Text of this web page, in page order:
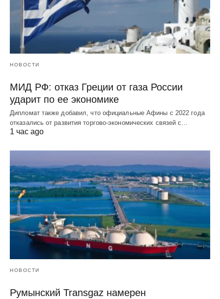
НОВОСТИ
МИД РФ: отказ Греции от газа России
ударит по ее экономике
Дипломат также добавил, что официальные Афины с 2022 года
отказались от развития торгово-экономических связей с…
1 час ago
НОВОСТИ
Румынский Transgaz намерен